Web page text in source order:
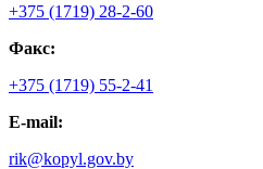
+375 (1719) 28-2-60
Факс:
+375 (1719) 55-2-41
E-mail:
rik@kopyl.gov.by